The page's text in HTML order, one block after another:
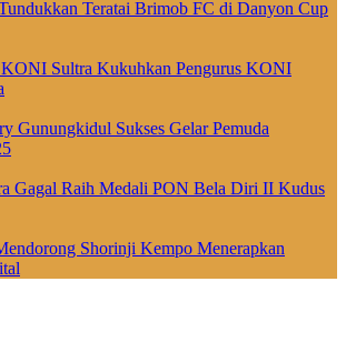
Teratai Brimob FC di Danyon Cup
Sultra Kukuhkan Pengurus KONI
Gunungkidul Sukses Gelar Pemuda
Gagal Raih Medali PON Bela Diri II Kudus
Shorinji Kempo Menerapkan